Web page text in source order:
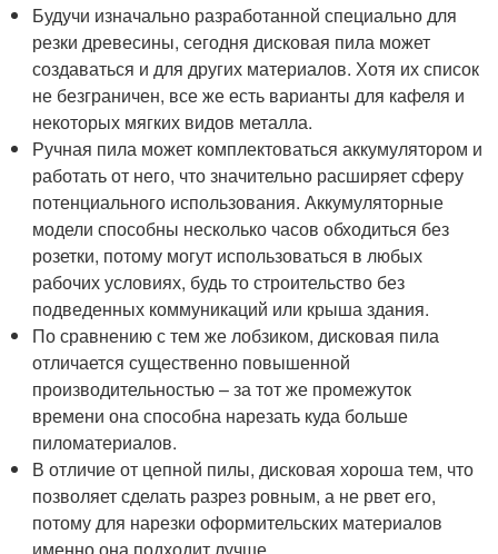
Будучи изначально разработанной специально для
резки древесины, сегодня дисковая пила может
создаваться и для других материалов. Хотя их список
не безграничен, все же есть варианты для кафеля и
некоторых мягких видов металла.
Ручная пила может комплектоваться аккумулятором и
работать от него, что значительно расширяет сферу
потенциального использования. Аккумуляторные
модели способны несколько часов обходиться без
розетки, потому могут использоваться в любых
рабочих условиях, будь то строительство без
подведенных коммуникаций или крыша здания.
По сравнению с тем же лобзиком, дисковая пила
отличается существенно повышенной
производительностью – за тот же промежуток
времени она способна нарезать куда больше
пиломатериалов.
В отличие от цепной пилы, дисковая хороша тем, что
позволяет сделать разрез ровным, а не рвет его,
потому для нарезки оформительских материалов
именно она подходит лучше.